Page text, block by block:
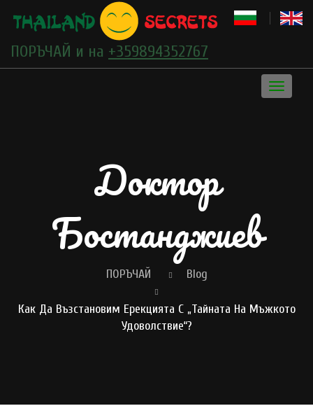
ПОРЪЧАЙ и на +359894352767
Toggle
Доктор
Бостанджиев
ПОРЪЧАЙ Blog
Как Да Възстановим Ерекцията С „Тайната На Мъжкото
Удоволствие“?